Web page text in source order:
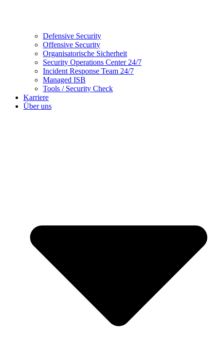
Defensive Security
Offensive Security
Organisatorische Sicherheit
Security Operations Center 24/7
Incident Response Team 24/7
Managed ISB
Tools / Security Check
Karriere
Über uns